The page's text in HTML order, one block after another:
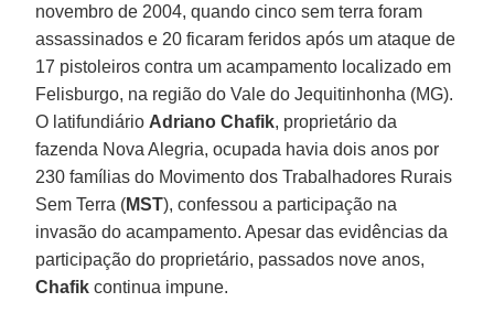
novembro de 2004, quando cinco sem terra foram
assassinados e 20 ficaram feridos após um ataque de
17 pistoleiros contra um acampamento localizado em
Felisburgo, na região do Vale do Jequitinhonha (MG).
O latifundiário Adriano Chafik, proprietário da
fazenda Nova Alegria, ocupada havia dois anos por
230 famílias do Movimento dos Trabalhadores Rurais
Sem Terra (MST), confessou a participação na
invasão do acampamento. Apesar das evidências da
participação do proprietário, passados nove anos,
Chafikcontinua impune.